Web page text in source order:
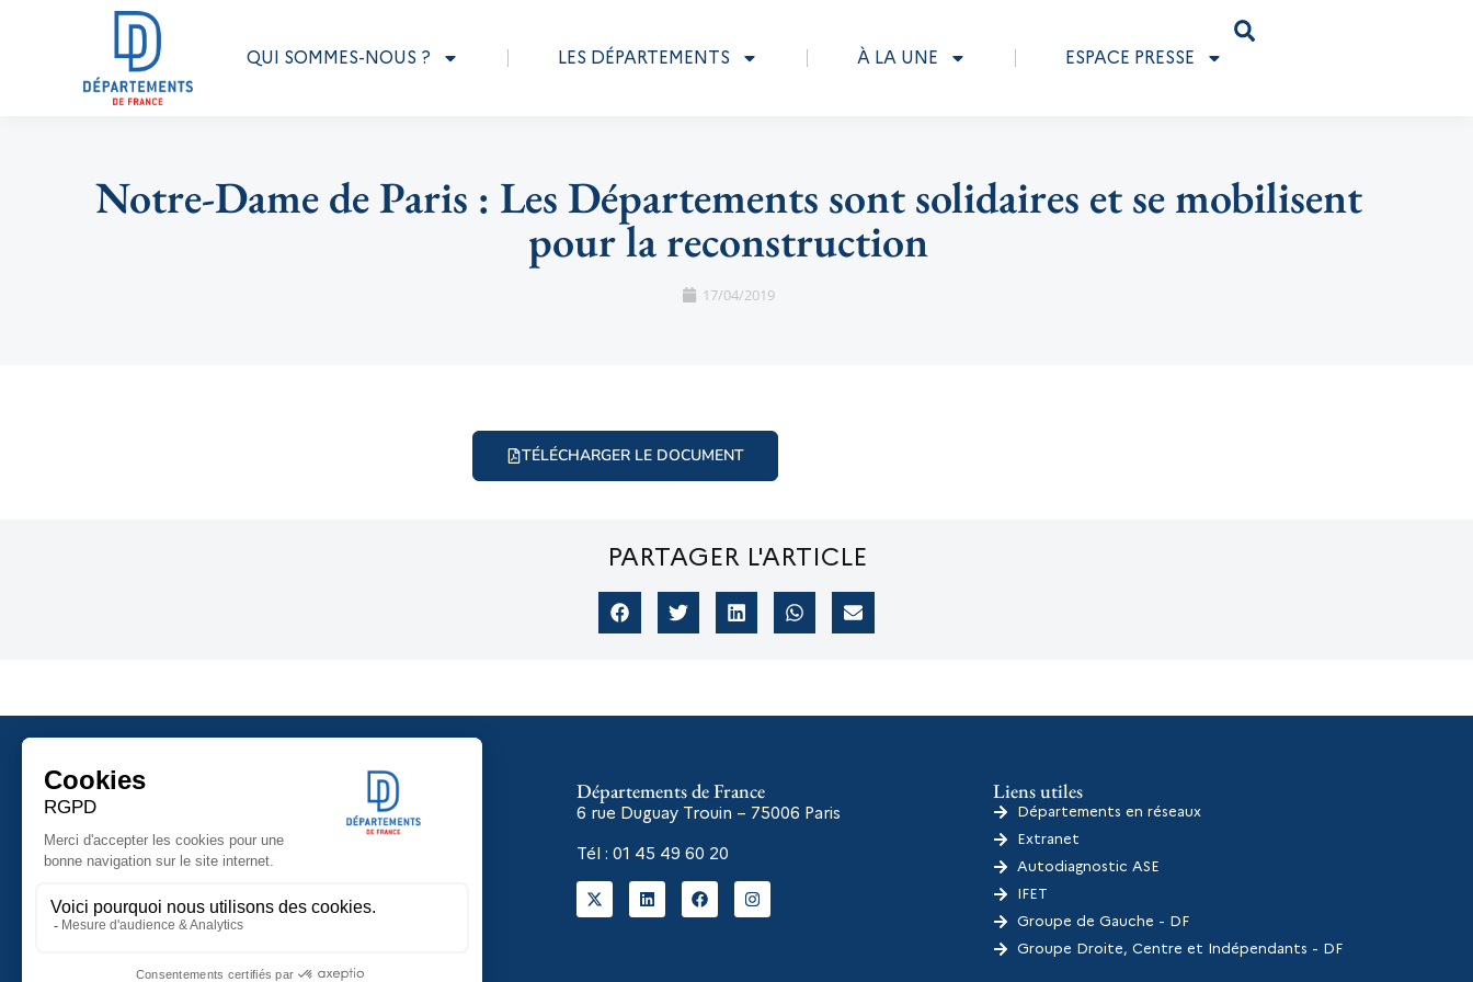
QUI SOMMES-NOUS ? LES DÉPARTEMENTS À LA UNE ESPACE PRESSE
Notre-Dame de Paris : Les Départements sont solidaires et se mobilisent
pour la reconstruction
17/04/2019
TÉLÉCHARGER LE DOCUMENT
PARTAGER L'ARTICLE
Départements de France
6 rue Duguay Trouin – 75006 Paris
Tél : 01 45 49 60 20
Liens utiles
Départements en réseaux
Extranet
Autodiagnostic ASE
IFET
Groupe de Gauche - DF
Groupe Droite, Centre et Indépendants - DF